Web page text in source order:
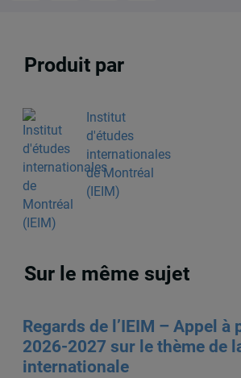
Produit par
Institut
d'études
internationales
de Montréal
(IEIM)
Sur le même sujet
Regards de l’IEIM – Appel
2026-2027 sur le thème de
internationale